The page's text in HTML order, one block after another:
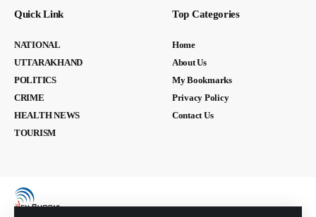
Quick Link
NATIONAL
UTTARAKHAND
POLITICS
CRIME
HEALTH NEWS
TOURISM
Top Categories
Home
About Us
My Bookmarks
Privacy Policy
Contact Us